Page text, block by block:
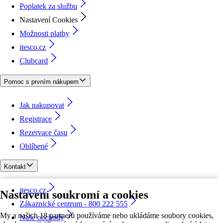
Nastavení soukromí a cookies
My a našich 18 partnerů používáme nebo ukládáme soubory cookies,
Poplatek za službu
Nastavení Cookies
Možnosti platby
itesco.cz
Clubcard
Pomoc s prvním nákupem
Jak nakupovat
Registrace
Rezervace času
Oblíbené
Kontakt
itesco.cz
Zákaznické centrum - 800 222 555
Naše obchody